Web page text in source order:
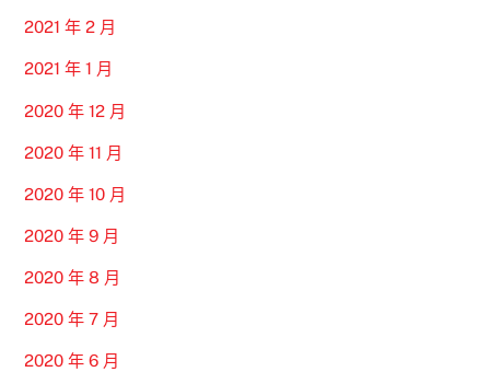
2021 年 2 月
2021 年 1 月
2020 年 12 月
2020 年 11 月
2020 年 10 月
2020 年 9 月
2020 年 8 月
2020 年 7 月
2020 年 6 月